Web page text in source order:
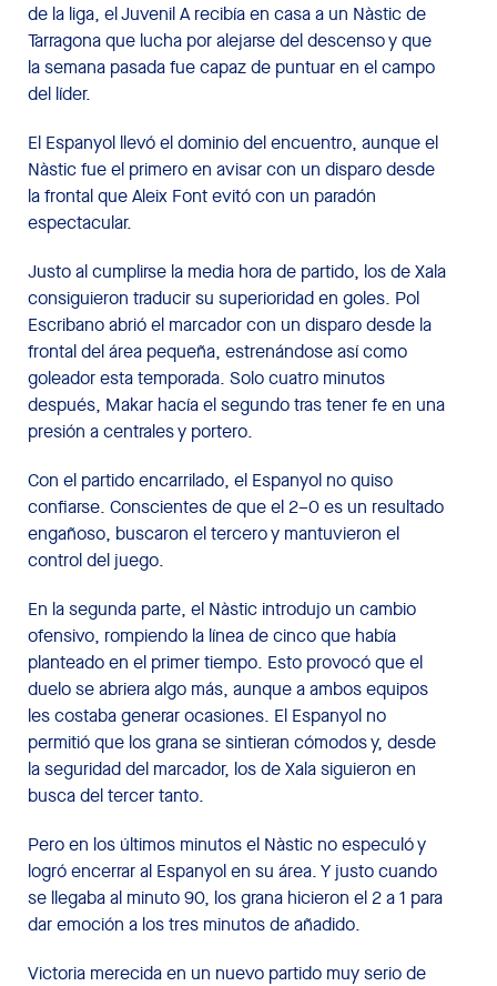
de la liga, el Juvenil A recibía en casa a un Nàstic de
Tarragona que lucha por alejarse del descenso y que
la semana pasada fue capaz de puntuar en el campo
del líder.
El Espanyol llevó el dominio del encuentro, aunque el
Nàstic fue el primero en avisar con un disparo desde
la frontal que Aleix Font evitó con un paradón
espectacular.
Justo al cumplirse la media hora de partido, los de Xala
consiguieron traducir su superioridad en goles. Pol
Escribano abrió el marcador con un disparo desde la
frontal del área pequeña, estrenándose así como
goleador esta temporada. Solo cuatro minutos
después, Makar hacía el segundo tras tener fe en una
presión a centrales y portero.
Con el partido encarrilado, el Espanyol no quiso
confiarse. Conscientes de que el 2–0 es un resultado
engañoso, buscaron el tercero y mantuvieron el
control del juego.
En la segunda parte, el Nàstic introdujo un cambio
ofensivo, rompiendo la línea de cinco que había
planteado en el primer tiempo. Esto provocó que el
duelo se abriera algo más, aunque a ambos equipos
les costaba generar ocasiones. El Espanyol no
permitió que los grana se sintieran cómodos y, desde
la seguridad del marcador, los de Xala siguieron en
busca del tercer tanto.
Pero en los últimos minutos el Nàstic no especuló y
logró encerrar al Espanyol en su área. Y justo cuando
se llegaba al minuto 90, los grana hicieron el 2 a 1 para
dar emoción a los tres minutos de añadido.
Victoria merecida en un nuevo partido muy serio de